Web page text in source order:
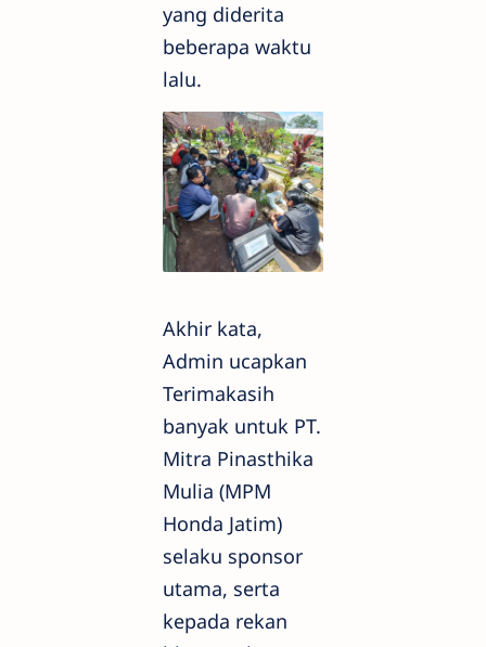
yang diderita
beberapa waktu
lalu.
Akhir kata,
Admin ucapkan
Terimakasih
banyak untuk PT.
Mitra Pinasthika
Mulia (MPM
Honda Jatim)
selaku sponsor
utama, serta
kepada rekan